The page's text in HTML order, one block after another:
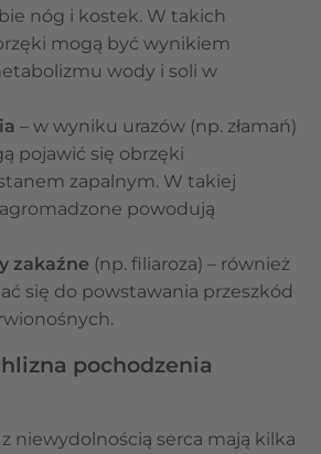
nóg i kostek. W takich
mogą być wynikiem
wody i soli w
– w wyniku urazów (np. złamań)
pojawić się obrzęki
zapalnym. W takiej
powodują
zakaźne (np. filiaroza) – również
się do powstawania przeszkód
pochodzenia
niewydolnością serca mają kilka